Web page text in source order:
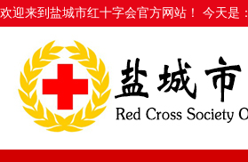
欢迎来到盐城市红十字会官方网站！ 今天是：